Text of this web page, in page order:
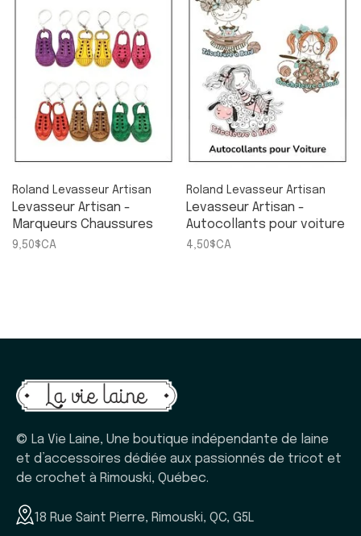
Roland Levasseur Artisan
Levasseur Artisan -
Marqueurs Chaussures
9,50$CA
Roland Levasseur Artisan
Levasseur Artisan -
Autocollants pour voiture
4,50$CA
© La Vie Laine, Une boutique indépendante de laine
et d’accessoires dédiée aux passionnés de tricot et
de crochet à Rimouski, Québec.
18 Rue Saint Pierre, Rimouski, QC, G5L